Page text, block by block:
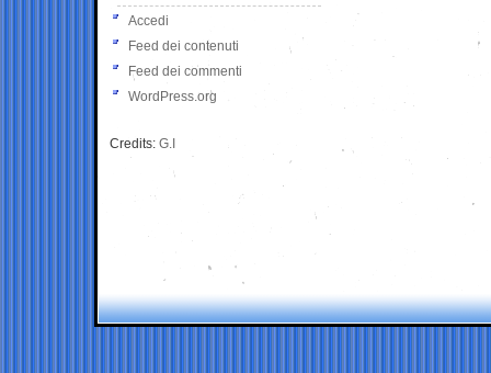
Accedi
Feed dei contenuti
Feed dei commenti
WordPress.org
Credits: G.I